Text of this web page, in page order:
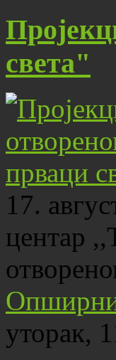
света"
17.
центар
уторак,